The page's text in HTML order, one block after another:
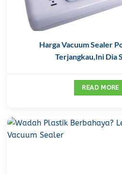
Harga Vacuum Sealer
Terjangkau,Ini Dia
READ MORE